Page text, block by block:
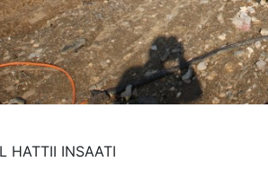
HATTII INSAATI